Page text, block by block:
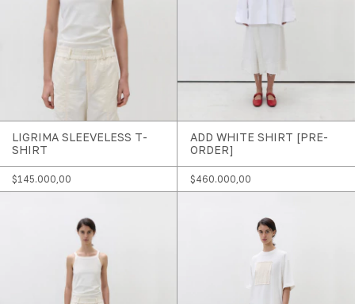
LIGRIMA SLEEVELESS T-
SHIRT
$145.000,00
ADD WHITE SHIRT [PRE-
ORDER]
$460.000,00